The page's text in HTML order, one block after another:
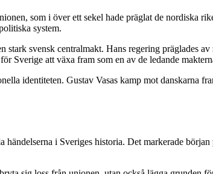
som i över ett sekel hade präglat de nordiska
system.
stark svensk centralmakt. Hans regering präglades
Sverige att växa fram som en av de ledande
identiteten. Gustav Vasas kamp mot danskarna
i Sveriges historia. Det markerade